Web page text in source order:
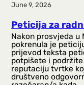
June 9, 2026
Peticija za
Nakon prosvjeda u
pokrenula je
prijevod teksta
potpišete i
reputaciju tvrtke
društveno